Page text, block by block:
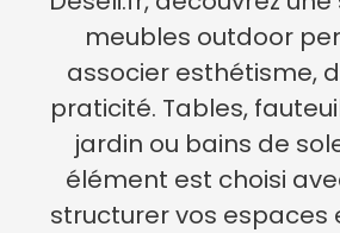
meubles outdoor
associer esthétisme,
praticité. Tables,
jardin ou bains de
élément est choisi
structurer vos espaces